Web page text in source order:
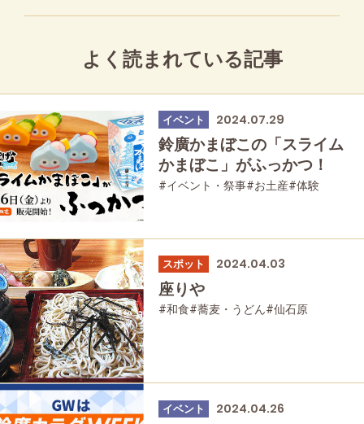
よく読まれている記事
イベント 2024.07.29
鈴廣かまぼこの「スライム
かまぼこ」がふっかつ！
#イベント・祭事#お土産#体験
スポット 2024.04.03
座りや
#和食#蕎麦・うどん#仙石原
イベント 2024.04.26